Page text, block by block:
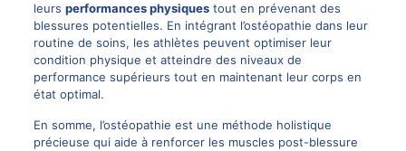
leurs performances physiquestout en prévenant des
blessures potentielles. En intégrant l’ostéopathie dans leur
routine de soins, les athlètes peuvent optimiser leur
condition physique et atteindre des niveaux de
performance supérieurs tout en maintenant leur corps en
état optimal.
En somme, l’ostéopathie est une méthode holistique
précieuse qui aide à renforcer les muscles post-blessure